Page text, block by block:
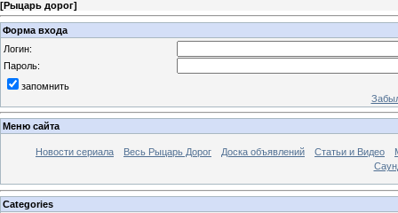
[Рыцарь дорог]
Форма входа
Логин:
Пароль:
запомнить
Меню сайта
Новости сериала Весь Рыцарь Дорог Доска объявлений Статьи и Видео
Categories